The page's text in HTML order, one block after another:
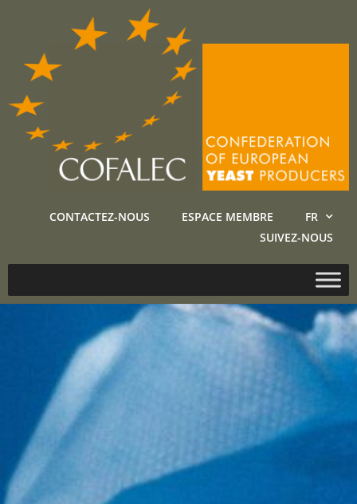
CONTACTEZ-NOUS ESPACE MEMBRE
FR
SUIVEZ-NOUS